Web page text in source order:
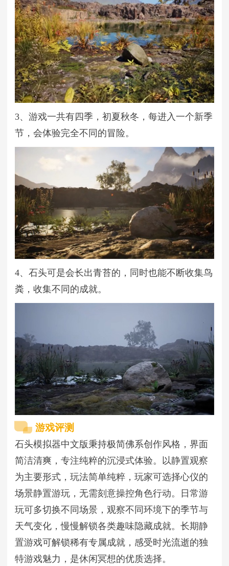
3、游戏一共有四季，初夏秋冬，每进入一个新季
节，会体验完全不同的冒险。
4、石头可是会长出青苔的，同时也能不断收集鸟
粪，收集不同的成就。
游戏评测
石头模拟器中文版秉持极简佛系创作风格，界面
简洁清爽，专注纯粹的沉浸式体验。以静置观察
为主要形式，玩法简单纯粹，玩家可选择心仪的
场景静置游玩，无需刻意操控角色行动。日常游
玩可多切换不同场景，观察不同环境下的季节与
天气变化，慢慢解锁各类趣味隐藏成就。长期静
置游戏可解锁稀有专属成就，感受时光流逝的独
特游戏魅力，是休闲冥想的优质选择。